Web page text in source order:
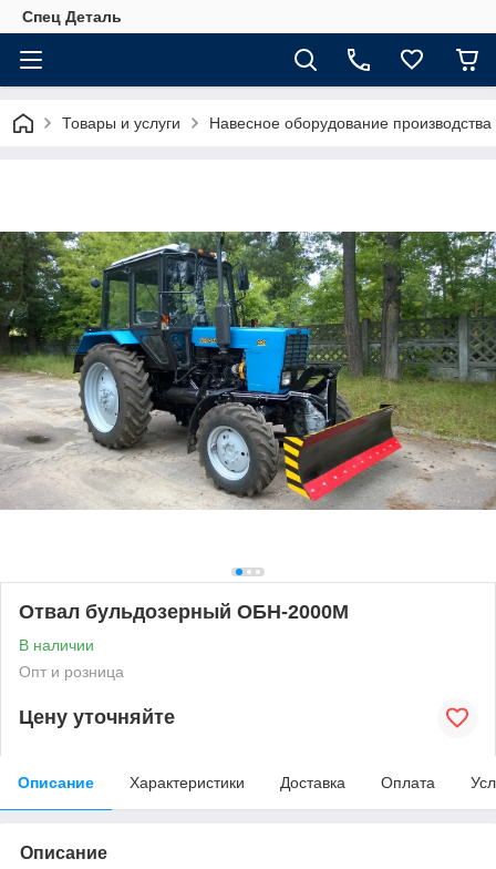
Спец Деталь
Товары и услуги Навесное оборудование
Отвал бульдозерный ОБН-2000М
В наличии
Опт и розница
Цену уточняйте
Описание Характеристики Доставка Оплата
Описание